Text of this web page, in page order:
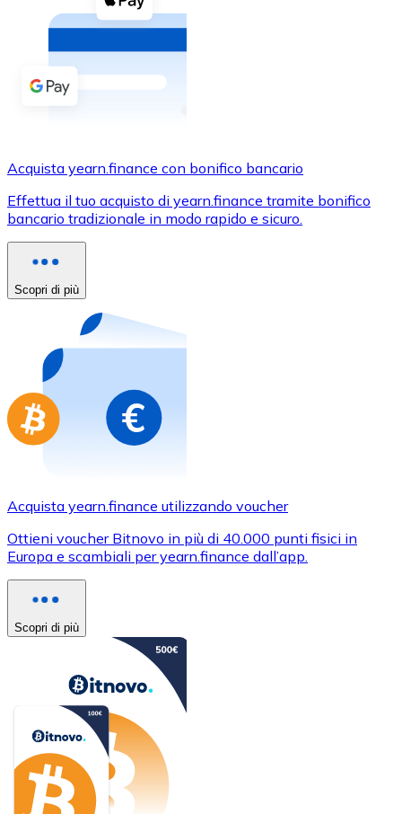
Bonifico SEPA
Aggiungi fondi al tuo conto Bitnovo o fai acquisti
Carta di credito / debito
Usa le carte Visa e Mastercard per acquistare
Acquista con carta
Negozio - Carte regalo
Nuovo
Acquista gift card dei tuoi marchi preferiti con
Vai al negozio di carte regalo
Acquista yearn.finance con bonifico bancario
Effettua il tuo acquisto di yearn.finance tramite bonifico
bancario tradizionale in modo rapido e sicuro.
Scopri di più
Acquista yearn.finance utilizzando voucher
Ottieni voucher Bitnovo in più di 40.000 punti fisici in
Europa e scambiali per yearn.finance dall’app.
Scopri di più